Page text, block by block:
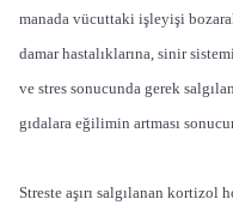
manada vücuttaki işleyişi
damar hastalıklarına, sinir
ve stres sonucunda gerek
gıdalara eğilimin artması
Streste aşırı salgılanan